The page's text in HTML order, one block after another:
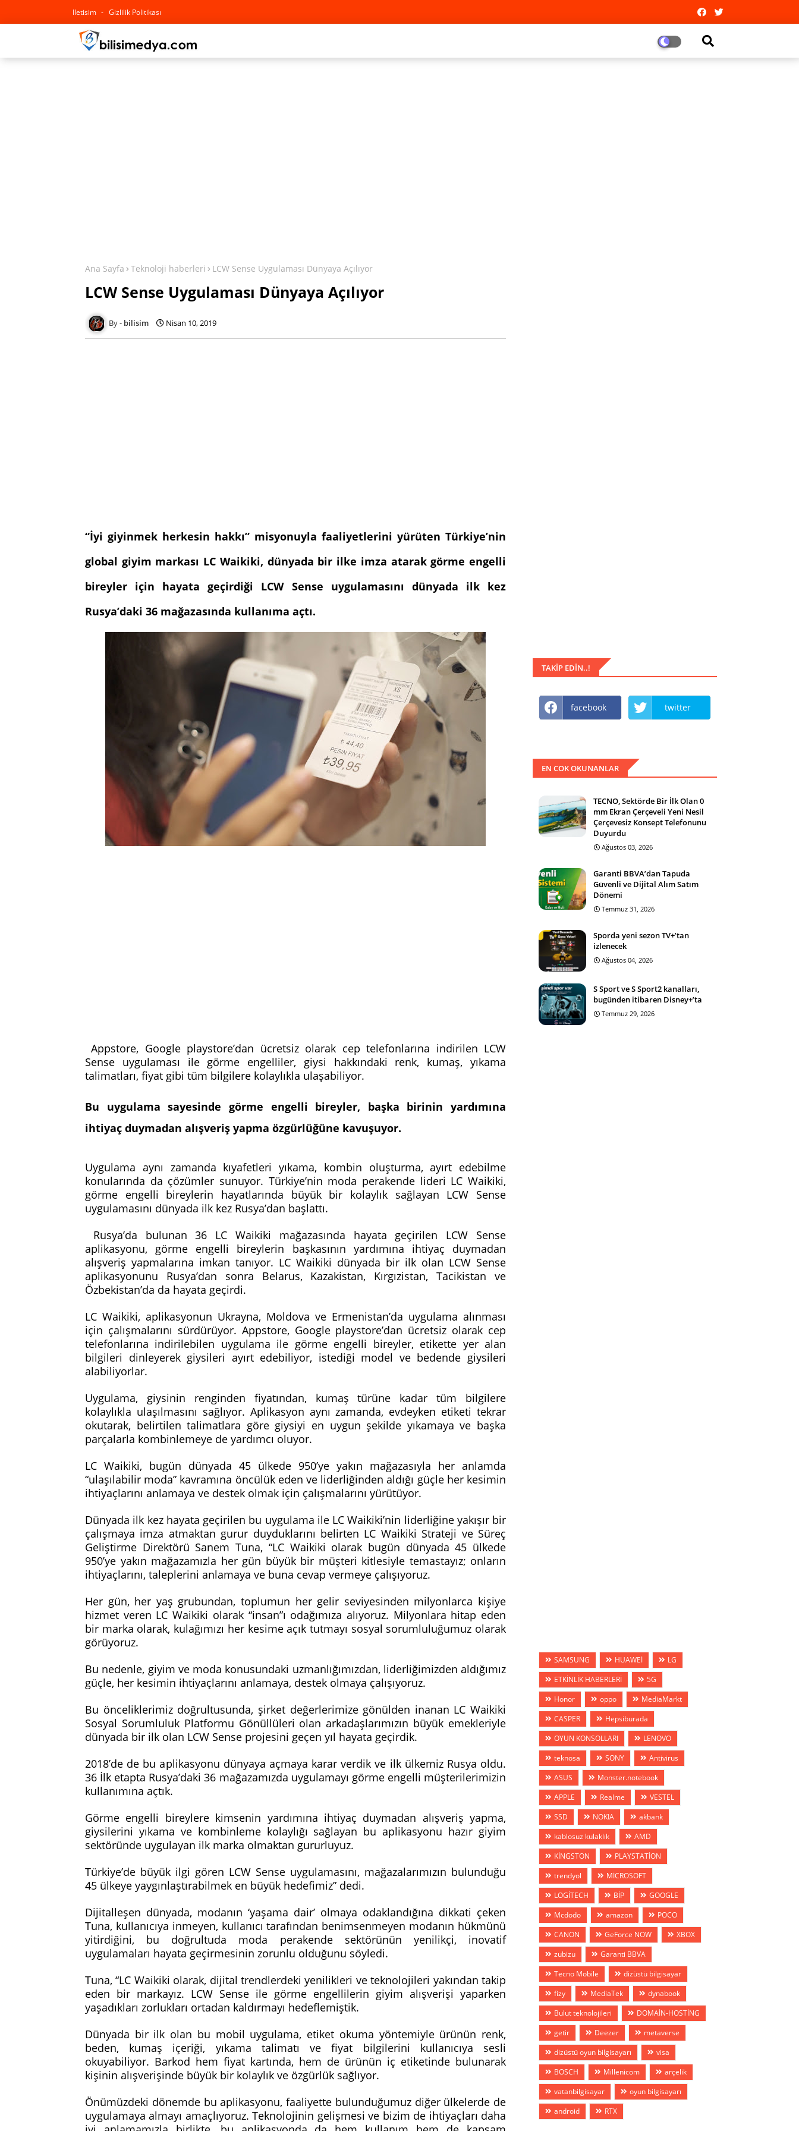
Iletisim Gizlilik Politikası
Ana Sayfa Teknoloji haberleri LCW Sense Uygulaması Dünyaya Açılıyor
LCW Sense Uygulaması Dünyaya Açılıyor
bilisim Nisan 10, 2019
“İyi giyinmek herkesin hakkı” misyonuyla faaliyetlerini yürüten Türkiye’nin
global giyim markası LC Waikiki, dünyada bir ilke imza atarak görme engelli
bireyler için hayata geçirdiği LCW Sense uygulamasını dünyada ilk kez
Rusya’daki 36 mağazasında kullanıma açtı.
Appstore, Google playstore’dan ücretsiz olarak cep telefonlarına indirilen LCW
Sense uygulaması ile görme engelliler, giysi hakkındaki renk, kumaş, yıkama
talimatları, fiyat gibi tüm bilgilere kolaylıkla ulaşabiliyor.
Bu uygulama sayesinde görme engelli bireyler, başka birinin yardımına
ihtiyaç duymadan alışveriş yapma özgürlüğüne kavuşuyor.
Uygulama aynı zamanda kıyafetleri yıkama, kombin oluşturma, ayırt edebilme
konularında da çözümler sunuyor. Türkiye’nin moda perakende lideri LC Waikiki,
görme engelli bireylerin hayatlarında büyük bir kolaylık sağlayan LCW Sense
uygulamasını dünyada ilk kez Rusya’dan başlattı.
Rusya’da bulunan 36 LC Waikiki mağazasında hayata geçirilen LCW Sense
aplikasyonu, görme engelli bireylerin başkasının yardımına ihtiyaç duymadan
alışveriş yapmalarına imkan tanıyor. LC Waikiki dünyada bir ilk olan LCW Sense
aplikasyonunu Rusya’dan sonra Belarus, Kazakistan, Kırgızistan, Tacikistan ve
Özbekistan’da da hayata geçirdi.
LC Waikiki, aplikasyonun Ukrayna, Moldova ve Ermenistan’da uygulama alınması
için çalışmalarını sürdürüyor. Appstore, Google playstore’dan ücretsiz olarak cep
telefonlarına indirilebilen uygulama ile görme engelli bireyler, etikette yer alan
bilgileri dinleyerek giysileri ayırt edebiliyor, istediği model ve bedende giysileri
alabiliyorlar.
Uygulama, giysinin renginden fiyatından, kumaş türüne kadar tüm bilgilere
kolaylıkla ulaşılmasını sağlıyor. Aplikasyon aynı zamanda, evdeyken etiketi tekrar
okutarak, belirtilen talimatlara göre giysiyi en uygun şekilde yıkamaya ve başka
parçalarla kombinlemeye de yardımcı oluyor.
LC Waikiki, bugün dünyada 45 ülkede 950’ye yakın mağazasıyla her anlamda
“ulaşılabilir moda” kavramına öncülük eden ve liderliğinden aldığı güçle her kesimin
ihtiyaçlarını anlamaya ve destek olmak için çalışmalarını yürütüyor.
Dünyada ilk kez hayata geçirilen bu uygulama ile LC Waikiki’nin liderliğine yakışır bir
çalışmaya imza atmaktan gurur duyduklarını belirten LC Waikiki Strateji ve Süreç
Geliştirme Direktörü Sanem Tuna, “LC Waikiki olarak bugün dünyada 45 ülkede
950’ye yakın mağazamızla her gün büyük bir müşteri kitlesiyle temastayız; onların
ihtiyaçlarını, taleplerini anlamaya ve buna cevap vermeye çalışıyoruz.
Her gün, her yaş grubundan, toplumun her gelir seviyesinden milyonlarca kişiye
hizmet veren LC Waikiki olarak “insan”ı odağımıza alıyoruz. Milyonlara hitap eden
bir marka olarak, kulağımızı her kesime açık tutmayı sosyal sorumluluğumuz olarak
görüyoruz.
Bu nedenle, giyim ve moda konusundaki uzmanlığımızdan, liderliğimizden aldığımız
güçle, her kesimin ihtiyaçlarını anlamaya, destek olmaya çalışıyoruz.
Bu önceliklerimiz doğrultusunda, şirket değerlerimize gönülden inanan LC Waikiki
Sosyal Sorumluluk Platformu Gönüllüleri olan arkadaşlarımızın büyük emekleriyle
dünyada bir ilk olan LCW Sense projesini geçen yıl hayata geçirdik.
2018’de de bu aplikasyonu dünyaya açmaya karar verdik ve ilk ülkemiz Rusya oldu.
36 İlk etapta Rusya’daki 36 mağazamızda uygulamayı görme engelli müşterilerimizin
kullanımına açtık.
Görme engelli bireylere kimsenin yardımına ihtiyaç duymadan alışveriş yapma,
giysilerini yıkama ve kombinleme kolaylığı sağlayan bu aplikasyonu hazır giyim
sektöründe uygulayan ilk marka olmaktan gururluyuz.
Türkiye’de büyük ilgi gören LCW Sense uygulamasını, mağazalarımızın bulunduğu
45 ülkeye yaygınlaştırabilmek en büyük hedefimiz” dedi.
Dijitalleşen dünyada, modanın ‘yaşama dair’ olmaya odaklandığına dikkati çeken
Tuna, kullanıcıya inmeyen, kullanıcı tarafından benimsenmeyen modanın hükmünü
yitirdiğini, bu doğrultuda moda perakende sektörünün yenilikçi, inovatif
uygulamaları hayata geçirmesinin zorunlu olduğunu söyledi.
Tuna, “LC Waikiki olarak, dijital trendlerdeki yenilikleri ve teknolojileri yakından takip
eden bir markayız. LCW Sense ile görme engellilerin giyim alışverişi yaparken
yaşadıkları zorlukları ortadan kaldırmayı hedeflemiştik.
Dünyada bir ilk olan bu mobil uygulama, etiket okuma yöntemiyle ürünün renk,
beden, kumaş içeriği, yıkama talimatı ve fiyat bilgilerini kullanıcıya sesli
okuyabiliyor. Barkod hem fiyat kartında, hem de ürünün iç etiketinde bulunarak
kişinin alışverişinde büyük bir kolaylık ve özgürlük sağlıyor.
Önümüzdeki dönemde bu aplikasyonu, faaliyette bulunduğumuz diğer ülkelerde de
uygulamaya almayı amaçlıyoruz. Teknolojinin gelişmesi ve bizim de ihtiyaçları daha
TAKIP EDIN..!
facebook twitter
EN COK OKUNANLAR
TECNO, Sektörde Bir İlk Olan 0
mm Ekran Çerçeveli Yeni Nesil
Çerçevesiz Konsept Telefonunu
Duyurdu
Ağustos 03, 2026
Garanti BBVA’dan Tapuda
Güvenli ve Dijital Alım Satım
Dönemi
Temmuz 31, 2026
Sporda yeni sezon TV+’tan
izlenecek
Ağustos 04, 2026
S Sport ve S Sport2 kanalları,
bugünden itibaren Disney+’ta
Temmuz 29, 2026
SAMSUNG HUAWEİ
LG
ETKİNLİK HABERLERİ
5G
Honor
oppo
MediaMarkt
CASPER
Hepsiburada
OYUN KONSOLLARI
LENOVO
teknosa
SONY
Antivirus
ASUS
Monster.notebook
APPLE
Realme
VESTEL
SSD
NOKIA
akbank
kablosuz kulaklık
AMD
KİNGSTON
PLAYSTATİON
trendyol
MİCROSOFT
LOGİTECH
BİP
GOOGLE
Mcdodo
amazon
POCO
CANON
GeForce NOW
XBOX
zubizu
Garanti BBVA
Tecno Mobile
dizüstü bilgisayar
fizy
MediaTek
dynabook
Bulut teknolojileri
DOMAİN-HOSTİNG
getir
Deezer
metaverse
dizüstü oyun bilgisayarı
visa
BOSCH
Millenicom
arçelik
vatanbilgisayar
oyun bilgisayarı
android
RTX